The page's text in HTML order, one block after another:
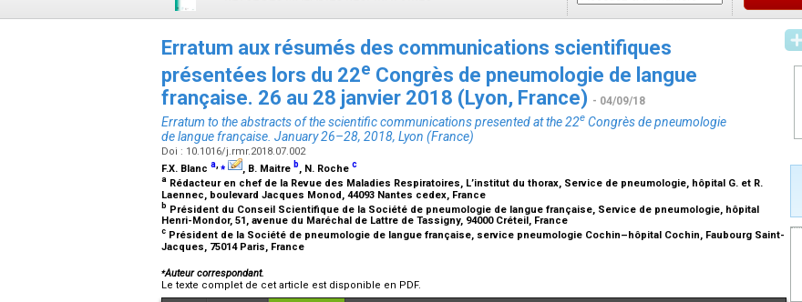
Erratum aux résumés des communications scientifiques
présentées lors du 22e Congrès de pneumologie de langue
française. 26 au 28 janvier 2018 (Lyon, France) - 04/09/18
Erratum to the abstracts of the scientific communications presented at the 22e Congrès de pneumologie
de langue française. January 26–28, 2018, Lyon (France)
Doi : 10.1016/j.rmr.2018.07.002
F.X. Blanc a,⁎ , B. Maitre b, N. Roche c
a Rédacteur en chef de la Revue des Maladies Respiratoires, L’institut du thorax, Service de pneumologie, hôpital G. et R.
Laennec, boulevard Jacques Monod, 44093 Nantes cedex, France
b Président du Conseil Scientifique de la Société de pneumologie de langue française, Service de pneumologie, hôpital
Henri-Mondor, 51, avenue du Maréchal de Lattre de Tassigny, 94000 Créteil, France
c Président de la Société de pneumologie de langue française, service pneumologie Cochin–hôpital Cochin, Faubourg Saint-
Jacques, 75014 Paris, France
⁎Auteur correspondant.
Le texte complet de cet article est disponible en PDF.